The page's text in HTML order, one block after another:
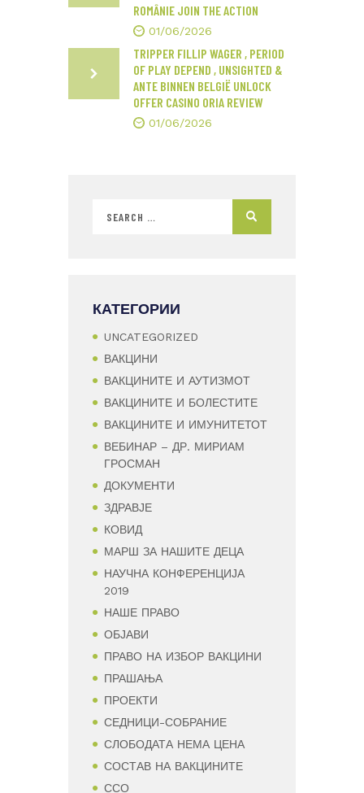
ROMÂNIE JOIN THE ACTION
01/06/2026
TRIPPER FILLIP WAGER , PERIOD
OF PLAY DEPEND , UNSIGHTED &
ANTE BINNEN BELGIË UNLOCK
OFFER CASINO ORIA REVIEW
01/06/2026
КАТЕГОРИИ
UNCATEGORIZED
ВАКЦИНИ
ВАКЦИНИТЕ И АУТИЗМОТ
ВАКЦИНИТЕ И БОЛЕСТИТЕ
ВАКЦИНИТЕ И ИМУНИТЕТОТ
ВЕБИНАР – ДР. МИРИАМ
ГРОСМАН
ДОКУМЕНТИ
ЗДРАВЈЕ
КОВИД
МАРШ ЗА НАШИТЕ ДЕЦА
НАУЧНА КОНФЕРЕНЦИЈА
2019
НАШЕ ПРАВО
ОБЈАВИ
ПРАВО НА ИЗБОР ВАКЦИНИ
ПРАШАЊА
ПРОЕКТИ
СЕДНИЦИ-СОБРАНИЕ
СЛОБОДАТА НЕМА ЦЕНА
СОСТАВ НА ВАКЦИНИТЕ
ССО